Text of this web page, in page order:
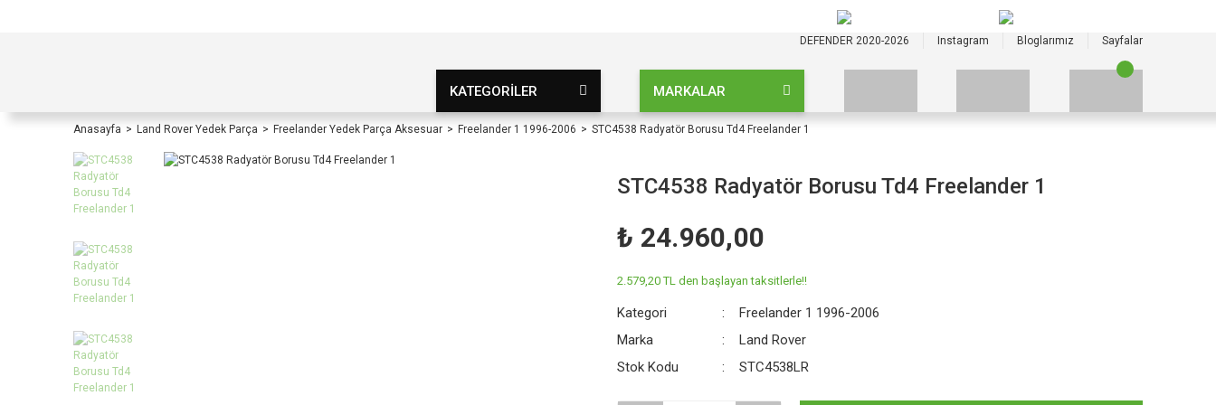
DEFENDER 2020-2026 Instagram Bloglarımız Sayfalar
KATEGORİLER MARKALAR
Anasayfa Land Rover Yedek Parça Freelander Yedek Parça Aksesuar Freelander 1 1996-2006 STC4538 Radyatör Borusu Td4 Freelander 1
STC4538 Radyatör Borusu Td4 Freelander 1
₺ 24.960,00
2.579,20 TL den başlayan taksitlerle!!
Kategori
Freelander 1 1996-2006
Marka
Land Rover
Stok Kodu
STC4538LR